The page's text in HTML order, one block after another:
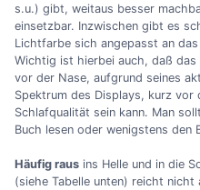
s.u.) gibt, weitaus besser
einsetzbar. Inzwischen gibt es
Lichtfarbe sich angepasst an
Wichtig ist hierbei auch, daß
vor der Nase, aufgrund seines
Spektrum des Displays, kurz
Schlafqualität sein kann. Man
Buch lesen oder wenigstens den
Häufig raus ins Helle und in die
(siehe Tabelle unten) reicht nicht